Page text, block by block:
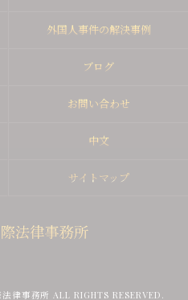
外国人事件の解決事例
ブログ
お問い合わせ
中文
サイトマップ
律事務所 ALL RIGHTS RESERVED.